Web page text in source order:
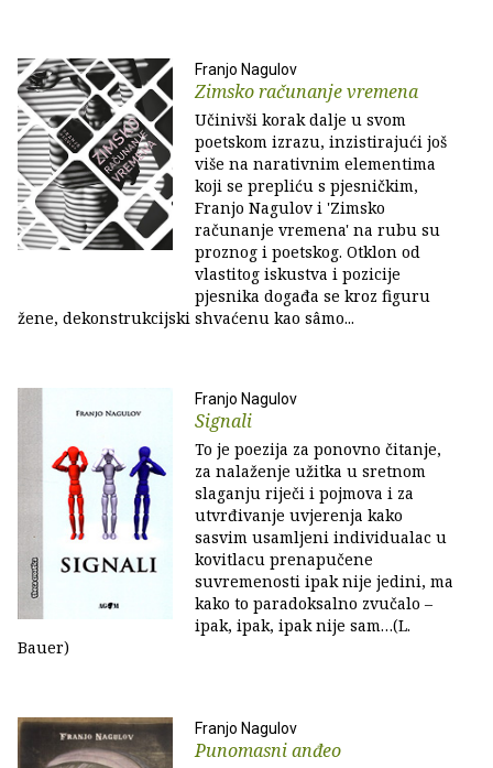
Franjo Nagulov
Zimsko računanje vremena
Učinivši korak dalje u svom
poetskom izrazu, inzistirajući još
više na narativnim elementima
koji se prepliću s pjesničkim,
Franjo Nagulov i 'Zimsko
računanje vremena' na rubu su
proznog i poetskog. Otklon od
vlastitog iskustva i pozicije
pjesnika događa se kroz figuru
žene, dekonstrukcijski shvaćenu kao sâmo...
Franjo Nagulov
Signali
To je poezija za ponovno čitanje,
za nalaženje užitka u sretnom
slaganju riječi i pojmova i za
utvrđivanje uvjerenja kako
sasvim usamljeni individualac u
kovitlacu prenapučene
suvremenosti ipak nije jedini, ma
kako to paradoksalno zvučalo –
ipak, ipak, ipak nije sam…(L.
Bauer)
Franjo Nagulov
Punomasni anđeo